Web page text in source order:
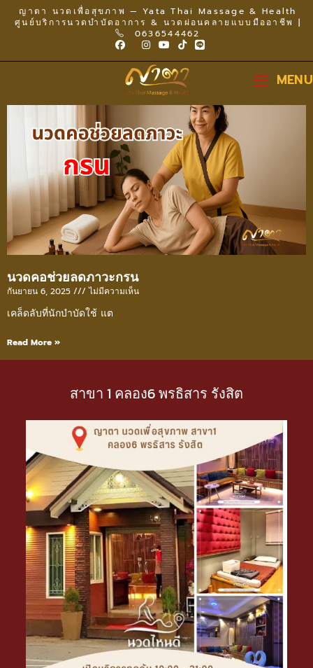
ญาตา นวดเพื่อสุขภาพ — Yata Thai Massage & Health
ศูนย์บริการนวดบำบัดอาการ & นวดผ่อนคลายแบบมืออาชีพ |
0636544462
MENU
นวดคอช่วยลดภาวะกรน
กันยายน 6, 2025 ไม่มีความเห็น
เคล็ดลับที่นักบำบัดใช้ แต
Read More »
สาขา 1 คลอง6 พรธิสาร รังสิต